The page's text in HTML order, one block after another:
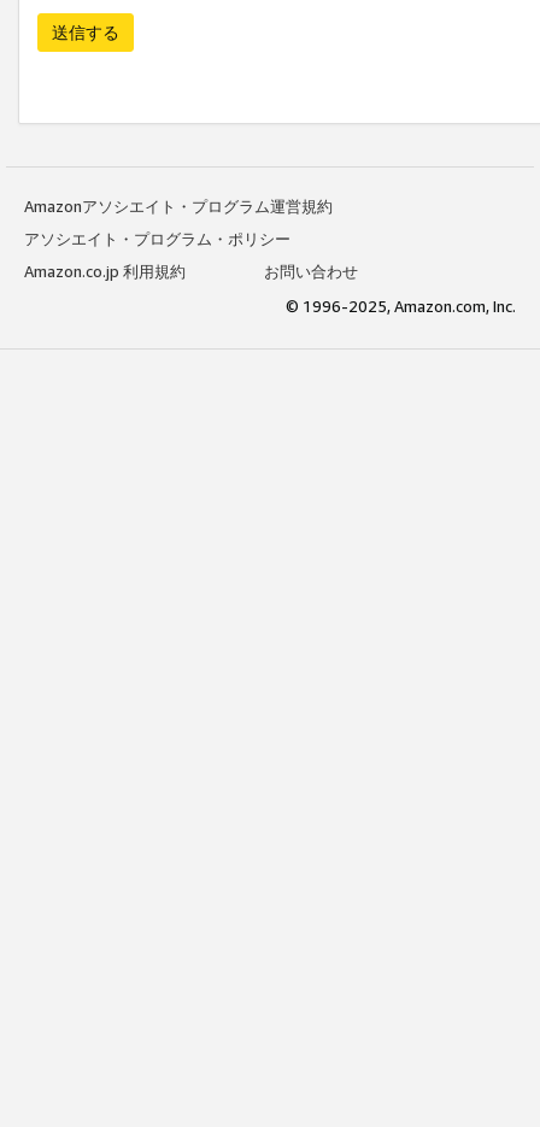
送信する
Amazonアソシエイト・プログラム運営規約
アソシエイト・プログラム・ポリシー
Amazon.co.jp 利用規約
お問い合わせ
© 1996-2025, Amazon.com, Inc.